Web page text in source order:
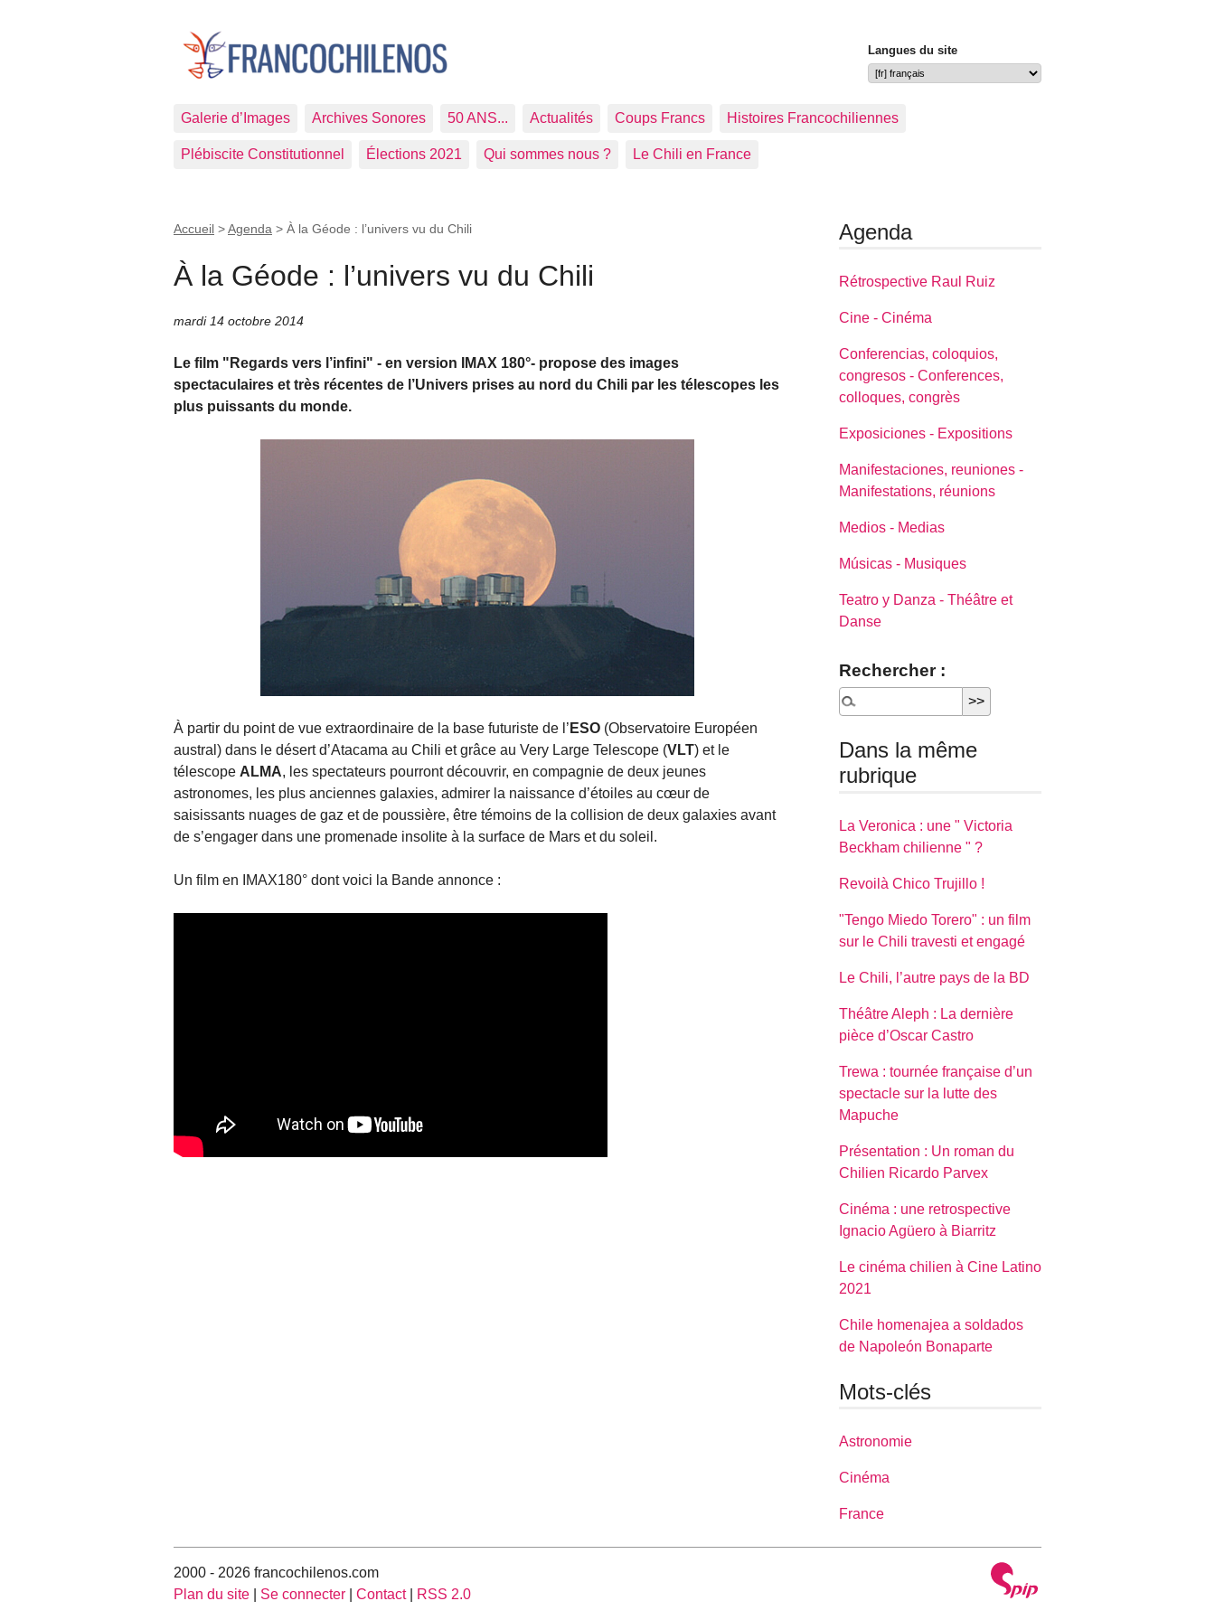
Langues du site
Galerie d’Images Archives Sonores 50 ANS... Actualités Coups Francs Histoires Francochiliennes
Plébiscite Constitutionnel Élections 2021 Qui sommes nous ? Le Chili en France
Accueil >Agenda > À la Géode : l’univers vu du Chili
À la Géode : l’univers vu du Chili
mardi 14 octobre 2014
Le film "Regards vers l’infini" - en version IMAX 180°- propose des images
spectaculaires et très récentes de l’Univers prises au nord du Chili par les télescopes les
plus puissants du monde.
À partir du point de vue extraordinaire de la base futuriste de l’ ESO (Observatoire Européen
austral) dans le désert d’Atacama au Chili et grâce au Very Large Telescope (VLT) et le
télescope ALMA, les spectateurs pourront découvrir, en compagnie de deux jeunes
astronomes, les plus anciennes galaxies, admirer la naissance d’étoiles au cœur de
saisissants nuages de gaz et de poussière, être témoins de la collision de deux galaxies avant
de s’engager dans une promenade insolite à la surface de Mars et du soleil.
Un film en IMAX180° dont voici la Bande annonce :
Agenda
Rétrospective Raul Ruiz
Cine - Cinéma
Conferencias, coloquios,
congresos - Conferences,
colloques, congrès
Exposiciones - Expositions
Manifestaciones, reuniones -
Manifestations, réunions
Medios - Medias
Músicas - Musiques
Teatro y Danza - Théâtre et
Danse
Rechercher :
Dans la même
rubrique
La Veronica : une " Victoria
Beckham chilienne " ?
Revoilà Chico Trujillo !
"Tengo Miedo Torero" : un film
sur le Chili travesti et engagé
Le Chili, l’autre pays de la BD
Théâtre Aleph : La dernière
pièce d’Oscar Castro
Trewa : tournée française d’un
spectacle sur la lutte des
Mapuche
Présentation : Un roman du
Chilien Ricardo Parvex
Cinéma : une retrospective
Ignacio Agüero à Biarritz
Le cinéma chilien à Cine Latino
2021
Chile homenajea a soldados
de Napoleón Bonaparte
Mots-clés
Astronomie
Cinéma
France
2000 - 2026 francochilenos.com
Plan du site
Se connecter Contact| RSS 2.0